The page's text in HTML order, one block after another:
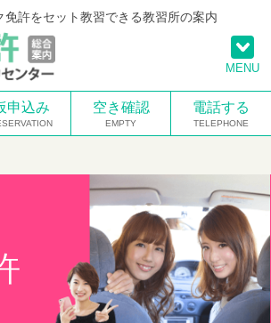
許をセット教習できる教習所の案内
申込み 空き確認 電話する
MENU